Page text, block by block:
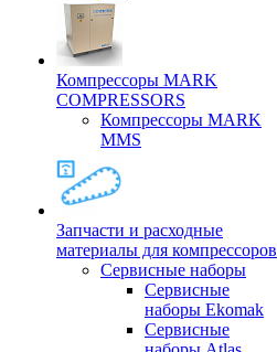
Компрессоры MARK
COMPRESSORS
Компрессоры MARK
MMS
Запчасти и расходные
материалы для компрессоров
Cервисные наборы
Сервисные
наборы Ekomak
Cервисные